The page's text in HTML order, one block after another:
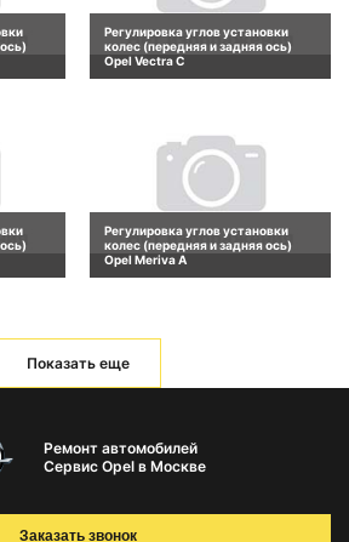
Регулировка углов установки
колес (передняя и задняя ось)
Opel Vectra C
Регулировка углов установки
колес (передняя и задняя ось)
Opel Meriva A
Показать еще
Ремонт автомобилей
Сервис Opel в Москве
Заказать звонок